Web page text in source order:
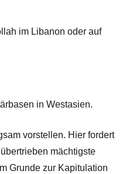
im Libanon oder auf
in Westasien.
vorstellen. Hier fordert
mächtigste
Grunde zur Kapitulation